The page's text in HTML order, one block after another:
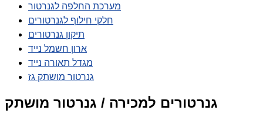
מערכת החלפה לגנרטור
חלקי חילוף לגנרטורים
תיקון גנרטורים
ארון חשמל נייד
מגדל תאורה נייד
גנרטור מושתק גז
גנרטורים למכירה / גנרטור מושתק